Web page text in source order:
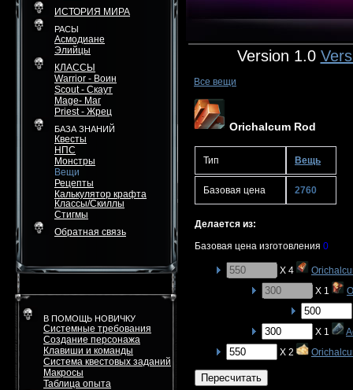
ИСТОРИЯ МИРА
РАСЫ
Асмодиане
Элийцы
КЛАССЫ
Warrior - Воин
Scout - Скаут
Mage- Маг
Priest - Жрец
БАЗА ЗНАНИЙ
Квесты
НПС
Монстры
Вещи
Рецепты
Калькулятор крафта
Классы/Скиллы
Стигмы
Обратная связь
В ПОМОЩЬ НОВИЧКУ
Системные требования
Создание персонажа
Клавиши и команды
Система квестовых заданий
Макросы
Таблица опыта
Version 1.0
Все вещи
Orichalcum Rod
Тип Вещь
Базовая цена 2760
Делается из:
Базовая цена изготовления 0
X 4
X 1
X 1
X 2
Пересчитать